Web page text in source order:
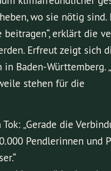
wo sie nötig
erklärt die
Erfreut zeigt sich
Baden-Württemberg.
stehen für die
„Gerade die
Pendlerinnen und